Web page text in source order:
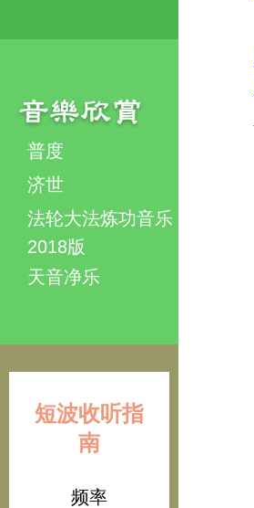
普度
济世
法轮大法炼功音乐
2018版
天音净乐
短波收听指
南
频率